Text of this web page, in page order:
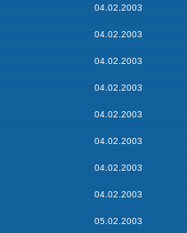
04.02.2003
04.02.2003
04.02.2003
04.02.2003
04.02.2003
04.02.2003
04.02.2003
04.02.2003
05.02.2003